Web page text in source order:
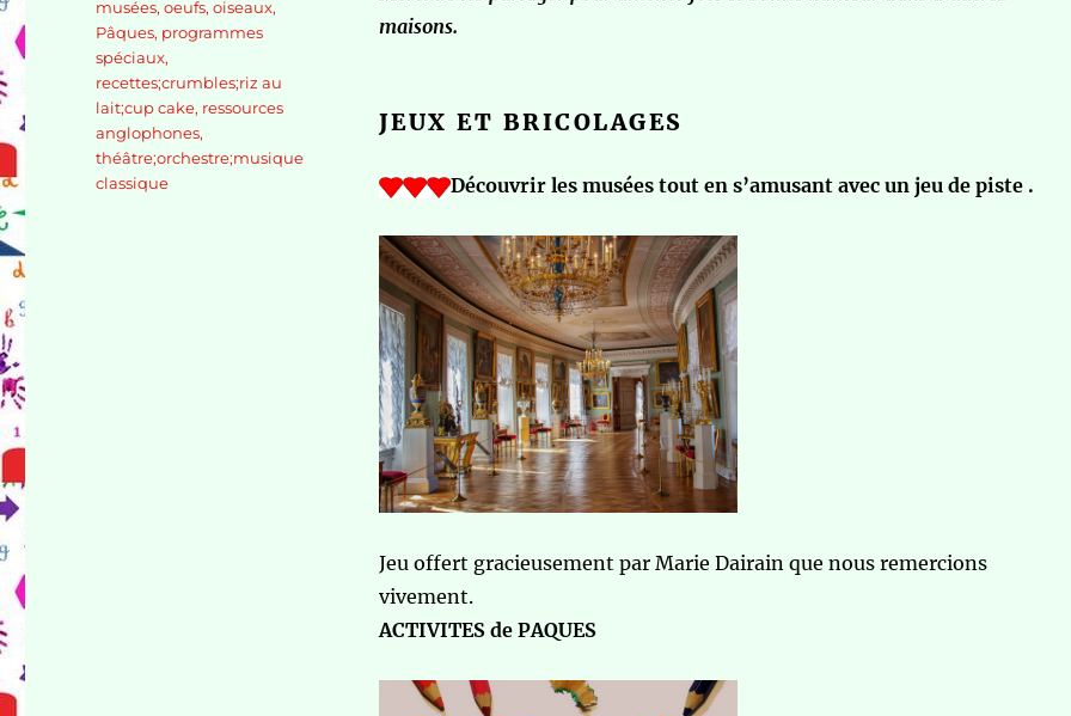
maisons.
JEUX ET BRICOLAGES
Découvrir les musées tout en s’amusant avec un jeu de piste .
Jeu offert gracieusement par Marie Dairain que nous remercions
vivement.
ACTIVITES de PAQUES
musées,oeufs,oiseaux,
Pâques, programmes
spéciaux,
recettes;crumbles;riz au
lait;cup cake, ressources
anglophones,
théâtre;orchestre;musique
classique